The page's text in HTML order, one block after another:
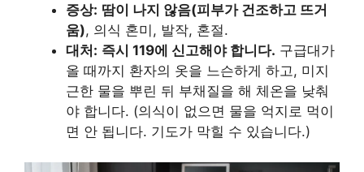
증상: 땀이 나지 않음(피부가 건조하고 뜨거
움), 의식 혼미, 발작, 혼절.
대처: 즉시 119에 신고해야 합니다. 구급대가
올 때까지 환자의 옷을 느슨하게 하고, 미지
근한 물을 뿌린 뒤 부채질을 해 체온을 낮춰
야 합니다. (의식이 없으면 물을 억지로 먹이
면 안 됩니다. 기도가 막힐 수 있습니다.)